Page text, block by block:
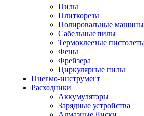
Пилы
Плиткорезы
Полировальные машины
Сабельные пилы
Термоклеевые
Фены
Фрейзера
Циркулярные пилы
Пневмо-инструмент
Расходники
Аккумуляторы
Зарядные устройства
Алмазные Диски